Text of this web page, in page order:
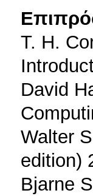
T. H.
David
Walter
edition)
Bjarne